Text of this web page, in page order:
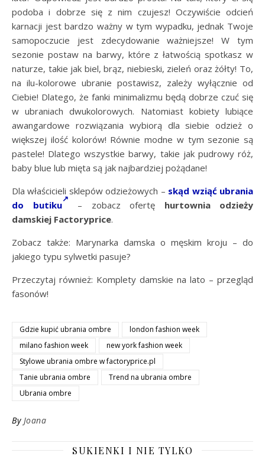
podoba i dobrze się z nim czujesz! Oczywiście odcień
karnacji jest bardzo ważny w tym wypadku, jednak Twoje
samopoczucie jest zdecydowanie ważniejsze! W tym
sezonie postaw na barwy, które z łatwością spotkasz w
naturze, takie jak biel, brąz, niebieski, zieleń oraz żółty! To,
na ilu-kolorowe ubranie postawisz, zależy wyłącznie od
Ciebie! Dlatego, że fanki minimalizmu będą dobrze czuć się
w ubraniach dwukolorowych. Natomiast kobiety lubiące
awangardowe rozwiązania wybiorą dla siebie odzież o
większej ilość kolorów! Równie modne w tym sezonie są
pastele! Dlatego wszystkie barwy, takie jak pudrowy róż,
baby blue lub mięta są jak najbardziej pożądane!
Dla właścicieli sklepów odzieżowych – skąd wziąć ubrania
do butiku
– zobacz ofertę hurtownia odzieży
damskiej Factoryprice.
Zobacz także: Marynarka damska o męskim kroju – do
jakiego typu sylwetki pasuje?
Przeczytaj również: Komplety damskie na lato – przegląd
fasonów!
Gdzie kupić ubrania ombre
london fashion week
milano fashion week
new york fashion week
Stylowe ubrania ombre w factoryprice.pl
Tanie ubrania ombre
Trend na ubrania ombre
Ubrania ombre
By Joana
SUKIENKI I NIE TYLKO